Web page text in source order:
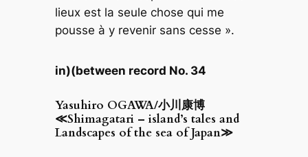
lieux est la seule chose qui me
pousse à y revenir sans cesse ».
in)(between record No. 34
Yasuhiro OGAWA/小川康博
≪Shimagatari – island’s tales and
Landscapes of the sea of Japan≫